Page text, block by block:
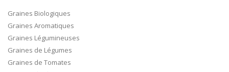
Graines Biologiques
Graines Aromatiques
Graines Légumineuses
Graines de Légumes
Graines de Tomates